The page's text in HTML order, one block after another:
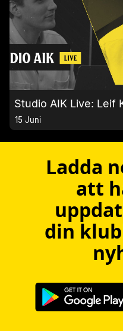
Studio AIK Live: Leif
15 Juni
Ladda
att
din